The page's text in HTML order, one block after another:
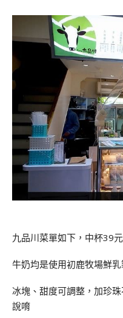
九品川菜單如下，中杯39
牛奶均是使用初鹿牧場鮮
冰塊、甜度可調整，加珍
說唷